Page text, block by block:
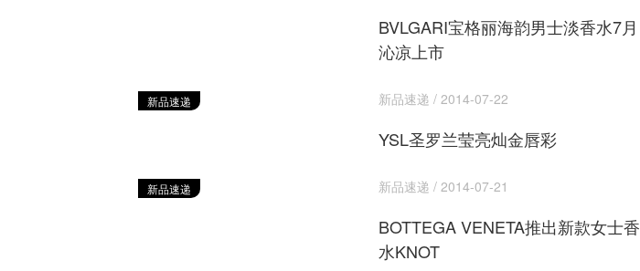
BVLGARI宝格丽海韵男士淡香水7月
沁凉上市
新品速递 新品速递 / 2014-07-22
YSL圣罗兰莹亮灿金唇彩
新品速递 新品速递 / 2014-07-21
BOTTEGA VENETA推出新款女士香
水KNOT